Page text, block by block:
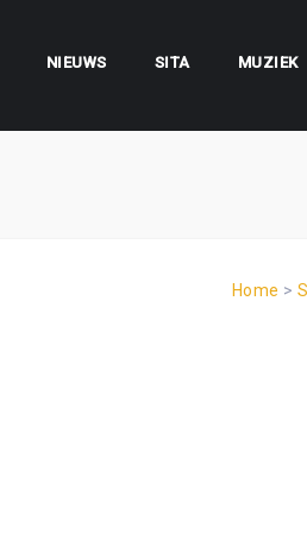
NIEUWS SITA MUZIEK
Home >